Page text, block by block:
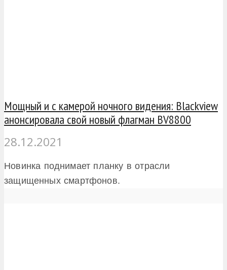
Мощный и с камерой ночного видения: Blackview
анонсировала свой новый флагман BV8800
28.12.2021
Новинка поднимает планку в отрасли
защищенных смартфонов.